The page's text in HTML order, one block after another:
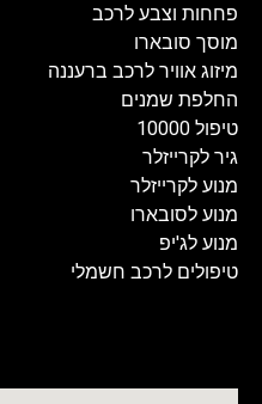
פחחות וצבע לרכב
מוסך סובארו
מיזוג אוויר לרכב ברעננה
החלפת שמנים
טיפול 10000
גיר לקרייזלר
מנוע לקרייזלר
מנוע לסובארו
מנוע לג'יפ
טיפולים לרכב חשמלי